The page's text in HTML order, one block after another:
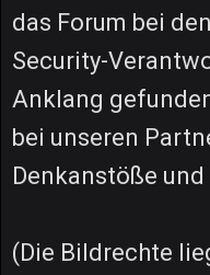
das Forum bei
Security-
Anklang
bei unseren
Denkanstöße
(Die Bildrechte